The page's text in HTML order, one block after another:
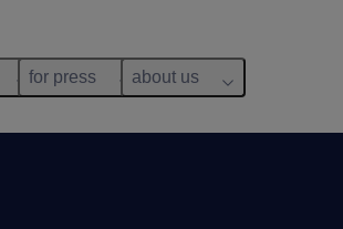
for press about us